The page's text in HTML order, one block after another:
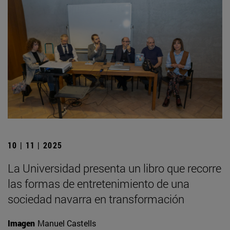
10 | 11 | 2025
La Universidad presenta un libro que recorre
las formas de entretenimiento de una
sociedad navarra en transformación
Imagen Manuel Castells